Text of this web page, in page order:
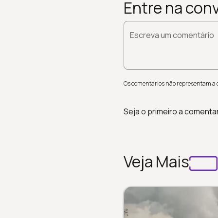
Entre na
Escreva um comentário
Os comentários não representam a
Seja o primeiro a
Veja Mais